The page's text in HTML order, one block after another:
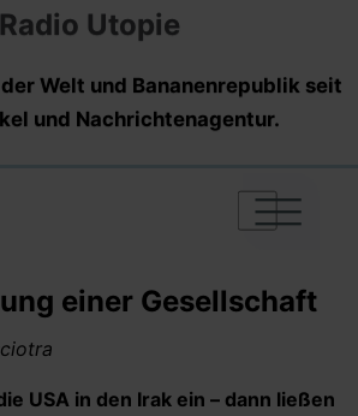
Radio Utopie
Welt und Bananenrepublik seit
und Nachrichtenagentur.
|
|
|
einer Gesellschaft
USA in den Irak ein – dann ließen